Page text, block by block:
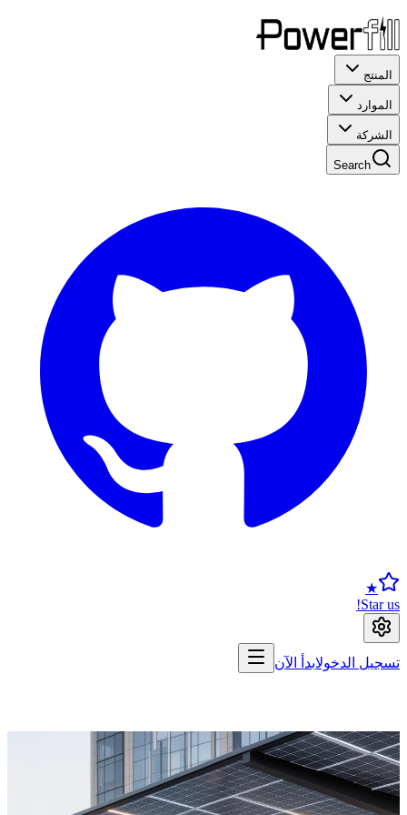
المنتج
الموارد
الشركة
Search
★
Star
الدخولابدأ الآن